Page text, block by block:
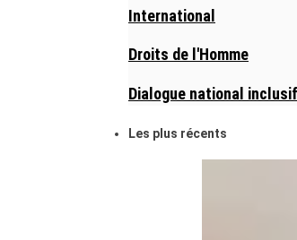
International
Droits de l'Homme
Dialogue national
Les plus récents